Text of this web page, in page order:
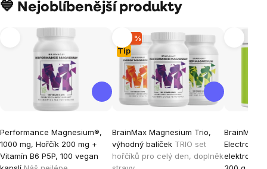
💙 Nejoblíbenější produkty
Performance Magnesium®,
1000 mg, Hořčík 200 mg +
Vitamín B6 P5P, 100 vegan
hodnocení
produktu
je
Tip
–20 %
BrainMax Magnesium Trio,
výhodný balíček TRIO set
hořčíků pro celý den, doplněk
hodnocení
produktu
je
BrainMax
elektrolyty,
produktu
je